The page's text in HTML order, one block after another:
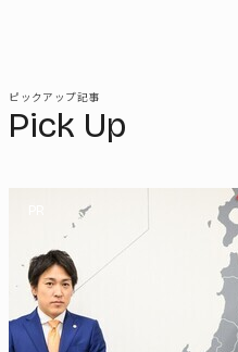
ピックアップ記事
Pick Up